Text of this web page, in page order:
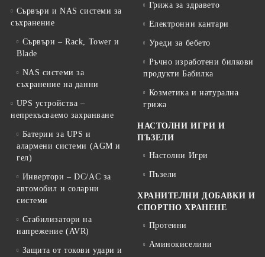
Сървъри и NAS системи за
съхранение
Сървъри – Rack, Tower и
Blade
NAS системи за
съхранение на данни
UPS устройства –
непрекъсваемо захранване
Батерии за UPS и
алармени системи (AGM и
гел)
Инвертори – DC/AC за
автомобил и соларни
системи
Стабилизатори на
напрежение (AVR)
Защита от токови удари и
Грижа за здравето
Електронни кантари
Уреди за бебето
Ръчно изработени билкови
продукти Бабилка
Козметика и натурална
грижа
НАСТОЛНИ ИГРИ И
ПЪЗЕЛИ
Настолни Игри
Пъзели
ХРАНИТЕЛНИ ДОБАВКИ И
СПОРТНО ХРАНЕНЕ
Протеини
Аминокиселини